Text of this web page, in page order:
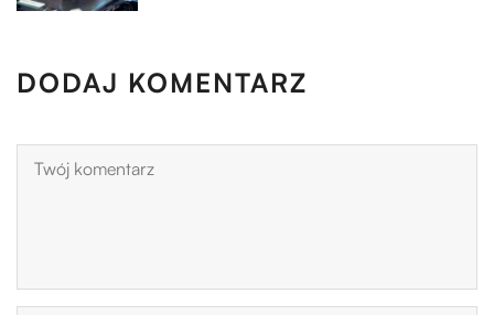
DODAJ KOMENTARZ